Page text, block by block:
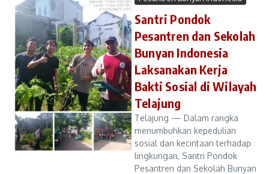
Santri Pondok
Pesantren dan Sekolah
Bunyan Indonesia
Laksanakan Kerja
Bakti Sosial di Wilayah
Telajung
Telajung — Dalam rangka
menumbuhkan kepedulian
sosial dan kecintaan terhadap
lingkungan, Santri Pondok
Pesantren dan Sekolah Bunyan